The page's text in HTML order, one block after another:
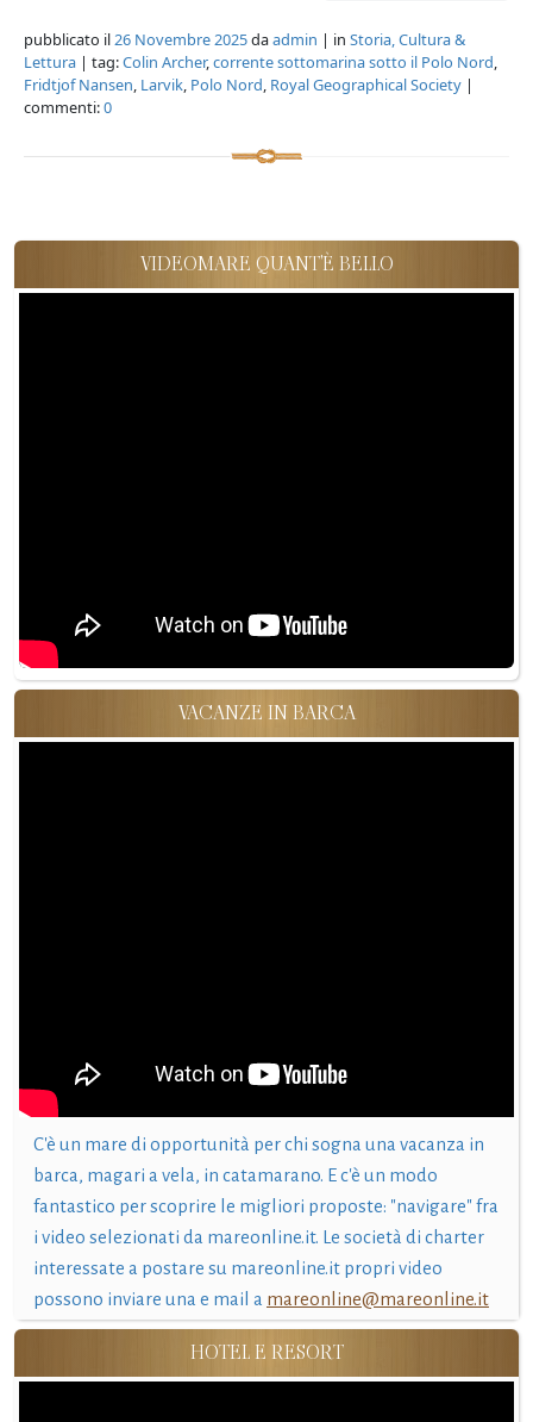
pubblicato il26 Novembre 2025daadmin | in Storia, Cultura &
Lettura | tag:Colin Archer,corrente sottomarina sotto il Polo Nord,
Fridtjof Nansen, Larvik, Polo Nord, Royal Geographical Society |
commenti:0
VIDEOMARE QUANT'È BELLO
VACANZE IN BARCA
C'è un mare di opportunità per chi sogna una vacanza in
barca, magari a vela, in catamarano. E c'è un modo
fantastico per scoprire le migliori proposte: "navigare" fra
i video selezionati da mareonline.it. Le società di charter
interessate a postare su mareonline.it propri video
possono inviare una e mail a mareonline@mareonline.it
HOTEL E RESORT